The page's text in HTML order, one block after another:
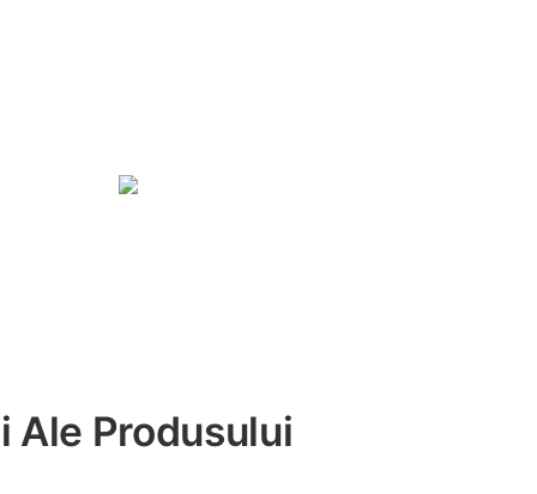
Ale Produsului